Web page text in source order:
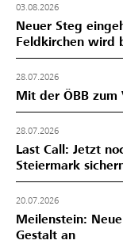
03.08.2026
Neuer Steg
Feldkirchen wird
28.07.2026
Mit der ÖBB zum
28.07.2026
Last Call: Jetzt
Steiermark
20.07.2026
Meilenstein:
Gestalt an